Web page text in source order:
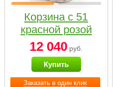
Заказать в один клик
Корзина с 51
красной розой
12 040 руб.
Купить